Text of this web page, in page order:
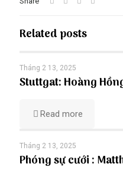
Related posts
Tháng 2 13, 2025
Stuttgat: Hoàng
Read more
Tháng 2 13, 2025
Phóng sự cưới :